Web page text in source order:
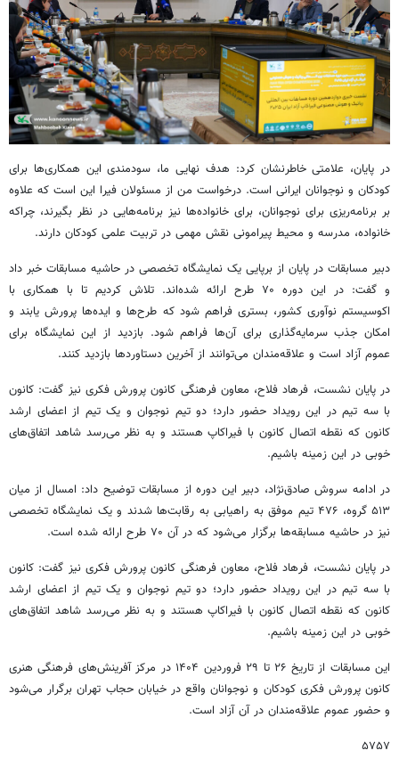
در پایان، علامتی خاطرنشان کرد: هدف نهایی ما، سودمندی این همکاری‌ها برای
کودکان و نوجوانان ایرانی است. درخواست من از مسئولان فیرا این است که علاوه
بر برنامه‌ریزی برای نوجوانان، برای خانواده‌ها نیز برنامه‌هایی در نظر بگیرند، چراکه
خانواده، مدرسه و محیط پیرامونی نقش مهمی در تربیت علمی کودکان دارند.
دبیر مسابقات در پایان از برپایی یک نمایشگاه تخصصی در حاشیه مسابقات خبر داد
و گفت: در این دوره ۷۰ طرح ارائه شده‌اند. تلاش کردیم تا با همکاری با
اکوسیستم نوآوری کشور، بستری فراهم شود که طرح‌ها و ایده‌ها پرورش یابند و
امکان جذب سرمایه‌گذاری برای آن‌ها فراهم شود. بازدید از این نمایشگاه برای
عموم آزاد است و علاقه‌مندان می‌توانند از آخرین دستاوردها بازدید کنند.
در پایان نشست، فرهاد فلاح، معاون فرهنگی کانون پرورش فکری نیز گفت: کانون
با سه تیم در این رویداد حضور دارد؛ دو تیم نوجوان و یک تیم از اعضای ارشد
کانون که نقطه اتصال کانون با فیراکاپ هستند و به نظر می‌رسد شاهد اتفاق‌های
خوبی در این زمینه باشیم.
در ادامه سروش صادق‌نژاد، دبیر این دوره از مسابقات توضیح داد: امسال از میان
۵۱۳ گروه، ۴۷۶ تیم موفق به راهیابی به رقابت‌ها شدند و یک نمایشگاه تخصصی
نیز در حاشیه مسابقه‌ها برگزار می‌شود که در آن ۷۰ طرح ارائه شده‌ است.
در پایان نشست، فرهاد فلاح، معاون فرهنگی کانون پرورش فکری نیز گفت: کانون
با سه تیم در این رویداد حضور دارد؛ دو تیم نوجوان و یک تیم از اعضای ارشد
کانون که نقطه اتصال کانون با فیراکاپ هستند و به نظر می‌رسد شاهد اتفاق‌های
خوبی در این زمینه باشیم.
این مسابقات از تاریخ ۲۶ تا ۲۹ فروردین ۱۴۰۴ در مرکز آفرینش‌های فرهنگی هنری
کانون پرورش فکری کودکان و نوجوانان واقع در خیابان حجاب تهران برگرار می‌شود
و حضور عموم علاقه‌مندان در آن آزاد است.
۵۷۵۷